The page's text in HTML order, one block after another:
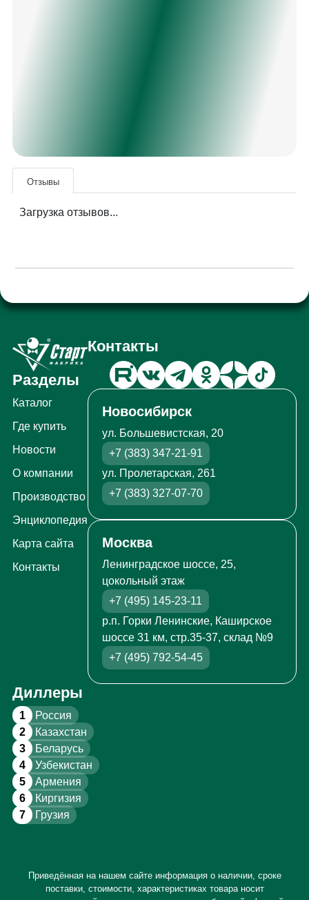
Отзывы
Загрузка отзывов...
Разделы
Каталог
Где купить
Новости
О компании
Производство
Энциклопедия
Карта сайта
Контакты
Контакты
Новосибирск
ул. Большевистская, 20
+7 (383) 347-21-91
ул. Пролетарская, 261
+7 (383) 327-07-70
Москва
Ленинградское шоссе, 25,
цокольный этаж
+7 (495) 145-23-11
р.п. Горки Ленинские, Каширское
шоссе 31 км, стр.35-37, склад №9
+7 (495) 792-54-45
Диллеры
1 Россия
2 Казахстан
3 Беларусь
4 Узбекистан
5 Армения
6 Киргизия
7 Грузия
Приведённая на нашем сайте информация о наличии, сроке
поставки, стоимости, характеристиках товара носит